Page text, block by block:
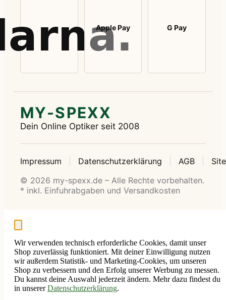
Apple Pay G Pay
MY-SPEXX
Dein Online Optiker seit 2008
Impressum Datenschutzerklärung AGB
© 2026 my-spexx.de – Alle Rechte vorbehalten.
* inkl. Einfuhrabgaben und Versandkosten
Wir verwenden technisch erforderliche Cookies, damit unser
Shop zuverlässig funktioniert. Mit deiner Einwilligung nutzen
wir außerdem Statistik- und Marketing-Cookies, um unseren
Shop zu verbessern und den Erfolg unserer Werbung zu messen.
Du kannst deine Auswahl jederzeit ändern. Mehr dazu findest du
in unsererDatenschutzerklärung.